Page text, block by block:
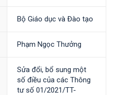
Bộ Giáo dục và Đào tạo
Phạm Ngọc Thưởng
Sửa đổi, bổ sung một
số điều của các Thông
tư số 01/2021/TT-